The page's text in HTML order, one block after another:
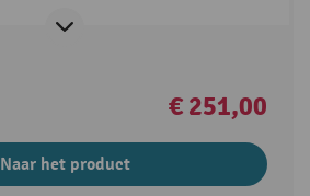
€ 251,00
Naar het product